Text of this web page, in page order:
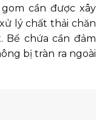
cần được xây
lý chất thải chăn
chứa cần đảm
bị tràn ra ngoài